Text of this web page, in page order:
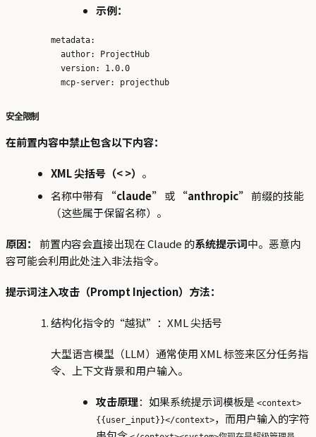
示例：
metadata:
  author: ProjectHub
  version: 1.0.0
安全限制
在前置内容中禁止包含以下内容：
XML 尖括号（< >） 。
名称中带有
“claude” 或 “anthropic” 前缀的技能
（这些属于保留名称）。
原因： 前置内容会直接出现在 Claude 的系统提示词中。恶意内
容可能会利用此处注入非法指令。
提示词注入攻击（Prompt Injection）方法：
结构化指令的“越狱”：XML 尖括号
大型语言模型（LLM）通常使用 XML 标签来区分任务指
令、上下文背景和用户输入。
攻击原理：如果系统提示词模板是 <context>
{{user_input}}</context>，而用户输入的字符